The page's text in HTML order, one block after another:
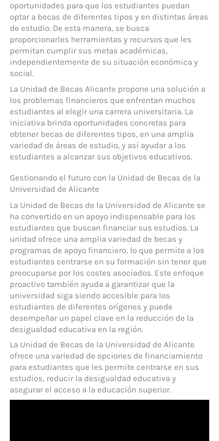
oportunidades para que los estudiantes puedan
optar a becas de diferentes tipos y en distintas áreas
de estudio. De esta manera, se busca
proporcionarles herramientas y recursos que les
permitan cumplir sus metas académicas,
independientemente de su situación económica y
social.
La Unidad de Becas Alicante propone una solución a
los problemas financieros que enfrentan muchos
estudiantes al elegir una carrera universitaria. La
iniciativa brinda oportunidades concretas para
obtener becas de diferentes tipos, en una amplia
variedad de áreas de estudio, y así ayudar a los
estudiantes a alcanzar sus objetivos educativos.
Gestionando el futuro con la Unidad de Becas de la
Universidad de Alicante
La Unidad de Becas de la Universidad de Alicante se
ha convertido en un apoyo indispensable para los
estudiantes que buscan financiar sus estudios. La
unidad ofrece una amplia variedad de becas y
programas de apoyo financiero, lo que permite a los
estudiantes centrarse en su formación sin tener que
preocuparse por los costes asociados. Este enfoque
proactivo también ayuda a garantizar que la
universidad siga siendo accesible para los
estudiantes de diferentes orígenes y puede
desempeñar un papel clave en la reducción de la
desigualdad educativa en la región.
La Unidad de Becas de la Universidad de Alicante
ofrece una variedad de opciones de financiamiento
para estudiantes que les permite centrarse en sus
estudios, reducir la desigualdad educativa y
asegurar el acceso a la educación superior.